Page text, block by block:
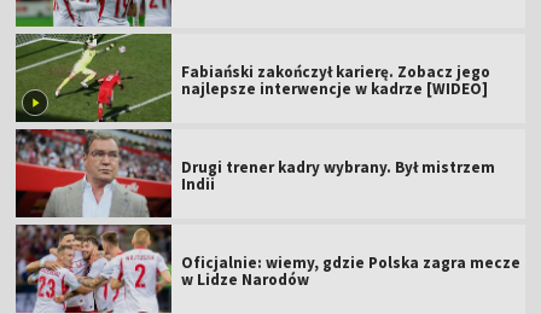
Fabiański zakończył karierę. Zobacz jego
najlepsze interwencje w kadrze [WIDEO]
Drugi trener kadry wybrany. Był mistrzem
Indii
Oficjalnie: wiemy, gdzie Polska zagra mecze
w Lidze Narodów